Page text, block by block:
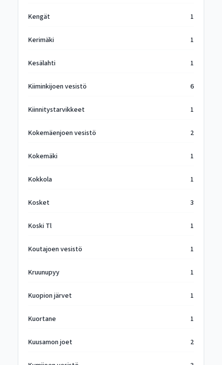
Kengät 1
Kerimäki 1
Kesälahti 1
Kiiminkijoen vesistö 6
Kiinnitystarvikkeet 1
Kokemäenjoen vesistö 2
Kokemäki 1
Kokkola 1
Kosket 3
Koski Tl 1
Koutajoen vesistö 1
Kruunupyy 1
Kuopion järvet 1
Kuortane 1
Kuusamon joet 2